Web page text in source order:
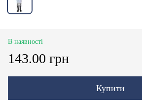
В наявності
143.00 грн
Купити